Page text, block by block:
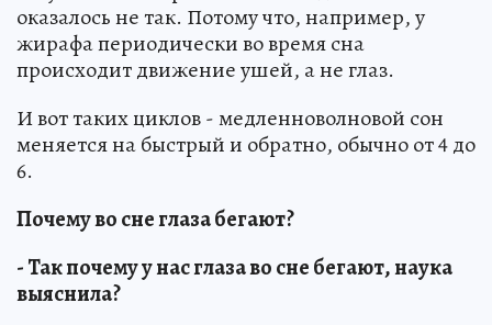
оказалось не так. Потому что, например, у
жирафа периодически во время сна
происходит движение ушей, а не глаз.
И вот таких циклов - медленноволновой сон
меняется на быстрый и обратно, обычно от 4 до
6.
Почему во сне глаза бегают?
- Так почему у нас глаза во сне бегают, наука
выяснила?